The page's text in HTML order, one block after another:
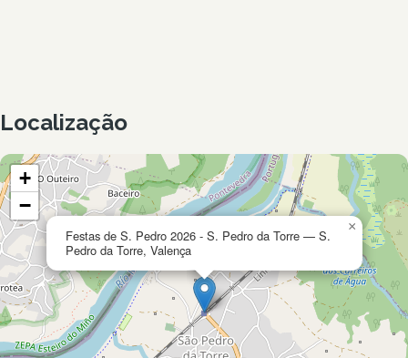
Localização
Festas de S. Pedro 2026 - S. Pedro da Torre — S.
Pedro da Torre, Valença
×
+
−